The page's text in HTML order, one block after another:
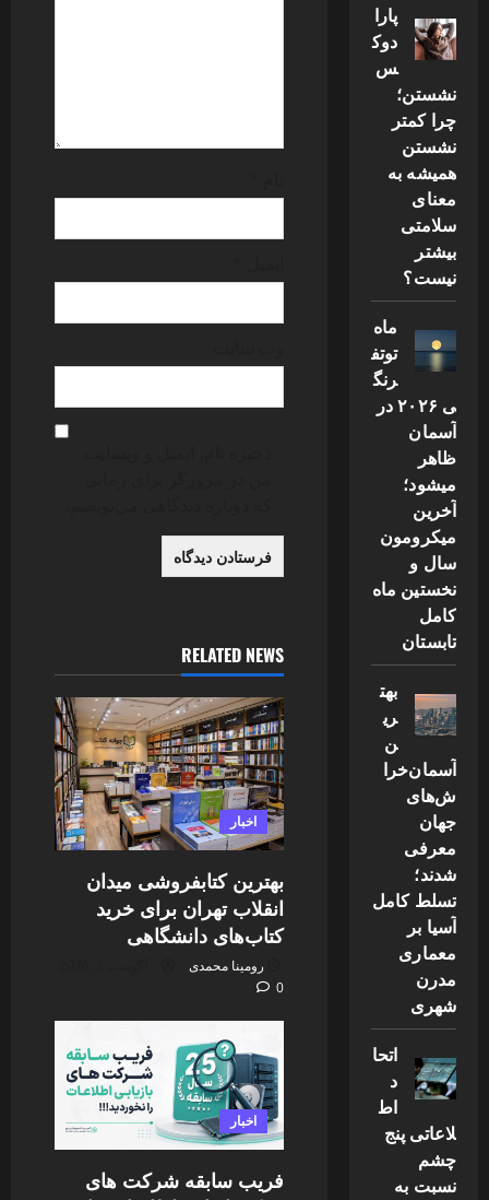
RELATED NEWS
اخبار
بهترین کتابفروشی میدان
انقلاب تهران برای خرید
کتاب‌های دانشگاهی
رومینا محمدی
0
اخبار
فریب سابقه شرکت های
پارا
دوک
س
نشستن؛
چرا کمتر
نشستن
همیشه به
معنای
سلامتی
بیشتر
نیست؟
ماه
توتف
رنگ
ی ۲۰۲۶ در
آسمان
ظاهر
میشود؛
آخرین
میکرومون
سال و
نخستین ماه
کامل
تابستان
بهت
ری
ن
آسمان‌خرا
ش‌های
جهان
معرفی
شدند؛
تسلط کامل
آسیا بر
معماری
مدرن
شهری
اتحا
د
اط
لاعاتی پنج
چشم
نسبت به